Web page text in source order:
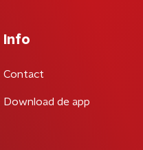
Info
Contact
Download de app